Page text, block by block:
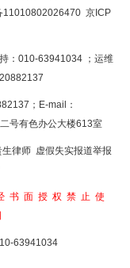
11010802026470 京ICP
：010-63941034 ；运维
；E-mail：
号有色办公大楼613室
律师 虚假失实报道举报
书面授权禁止使
63941034